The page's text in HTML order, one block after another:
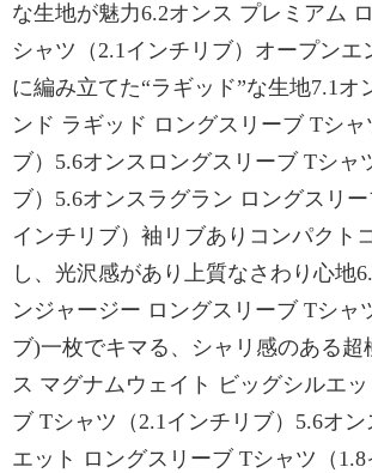
な生地が魅力6.2オンス プレミアム
シャツ（2.1インチリブ）オープンエ
に編み立てた“ラギッド”な生地7.1オ
ンド ラギッド ロングスリーブ Tシャ
ブ）5.6オンスロングスリーブ Tシャ
ブ）5.6オンスラグラン ロングスリ
インチリブ）袖リブありコンパクト
し、光沢感があり上質なさわり心地
ンジャージー ロングスリーブ Tシャ
ブ)一枚でキマる、シャリ感のある超
ス マグナムウェイト ビッグシルエ
ブ Tシャツ（2.1インチリブ）5.6オ
エット ロングスリーブ Tシャツ（